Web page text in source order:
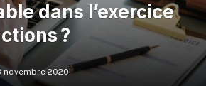
dans l’exercice
?
novembre 2020